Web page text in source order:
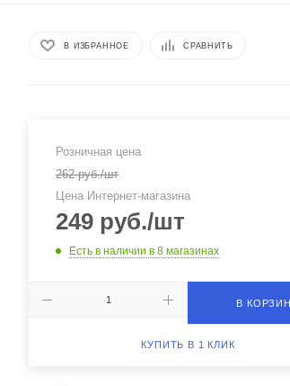
В ИЗБРАННОЕ СРАВНИТЬ
Розничная цена
262руб./шт
Цена Интернет-магазина
249 руб./шт
Есть в наличиив 8 магазинах
В
КУПИТЬ В 1 КЛИК